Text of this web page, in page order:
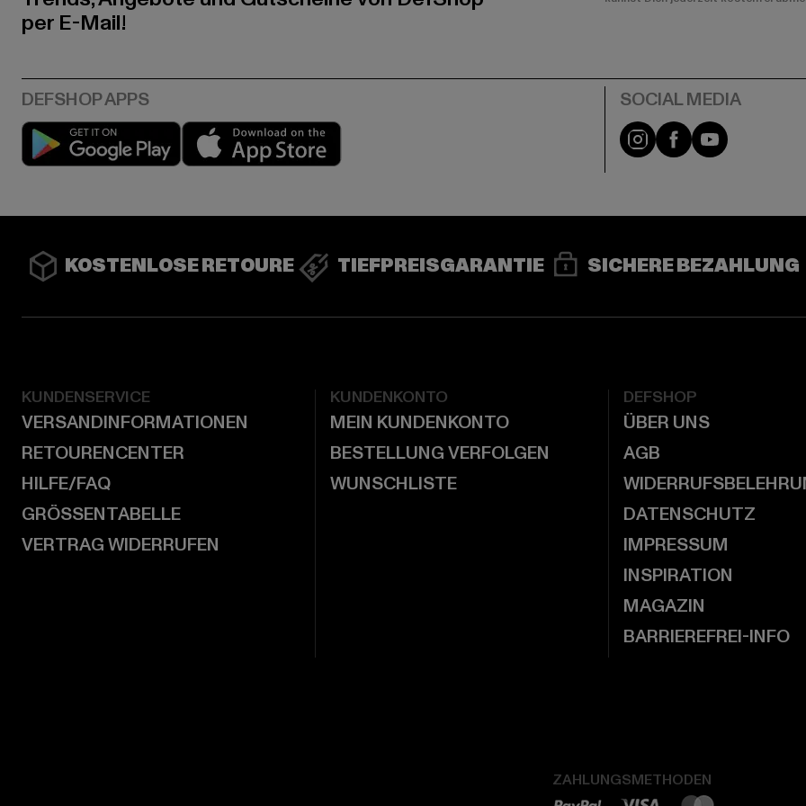
per E-Mail!
Play market Instagram
FacebookYouTube
KOSTENLOSE RETOURE TIEFPREISGARANTIE SICHERE BEZAHLUNG
KUNDENSERVICE
VERSANDINFORMATIONEN
RETOURENCENTER
HILFE/FAQ
GRÖSSENTABELLE
VERTRAG WIDERRUFEN
KUNDENKONTO
MEIN KUNDENKONTO
BESTELLUNG VERFOLGEN
WUNSCHLISTE
DEFSHOP
ÜBER UNS
AGB
DATENSCHUTZ
IMPRESSUM
INSPIRATION
MAGAZIN
BARRIEREFREI-INFO
ZAHLUNGSMETHODEN